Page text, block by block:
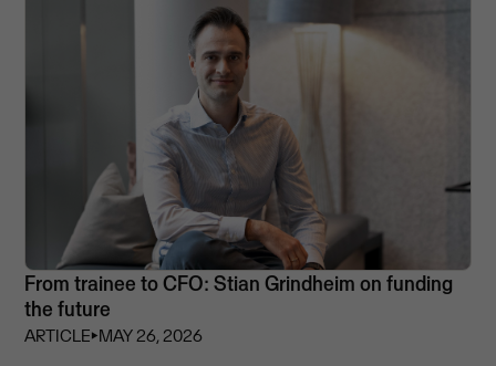
From trainee to CFO: Stian Grindheim on funding
the future
ARTICLE⏵MAY 26, 2026